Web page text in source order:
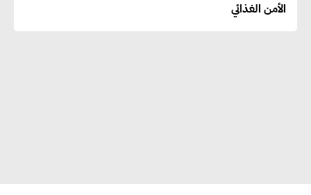
الأمن الغذائي